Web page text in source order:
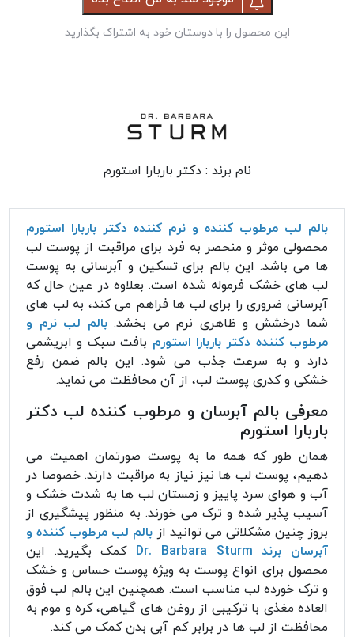
این محصول را با دوستان خود به اشتراک بگذارید
نام برند :دکتر باربارا استورم
بالم لب مرطوب کننده و نرم کننده دکتر باربارا استورم
محصولی موثر و منحصر به فرد برای مراقبت از پوست لب
ها می باشد. این بالم برای تسکین و آبرسانی به پوست
لب های خشک فرموله شده است. بعلاوه در عین حال که
آبرسانی ضروری را برای لب ها فراهم می کند، به لب های
شما درخشش و ظاهری نرم می بخشد.بالم لب نرم و
مرطوب کننده دکتر باربارا استورم بافت سبک و ابریشمی
دارد و به سرعت جذب می شود. این بالم ضمن رفع
خشکی و کدری پوست لب، از آن محافظت می نماید.
معرفی بالم آبرسان و مرطوب کننده لب دکتر
باربارا استورم
همان طور که همه ما به پوست صورتمان اهمیت می
دهیم، پوست لب ها نیز نیاز به مراقبت دارند. خصوصا در
آب و هوای سرد پاییز و زمستان لب ها به شدت خشک و
آسیب پذیر شده و ترک می خورند. به منظور پیشگیری از
بروز چنین مشکلاتی می توانید از بالم لب مرطوب کننده و
آبرسان برند Dr. Barbara Sturm
کمک بگیرید. این
محصول برای انواع پوست به ویژه پوست حساس و خشک
و ترک خورده لب مناسب است. همچنین این بالم لب فوق
العاده مغذی با ترکیبی از روغن های گیاهی، کره و موم به
محافظت از لب ها در برابر کم آبی بدن کمک می کند.